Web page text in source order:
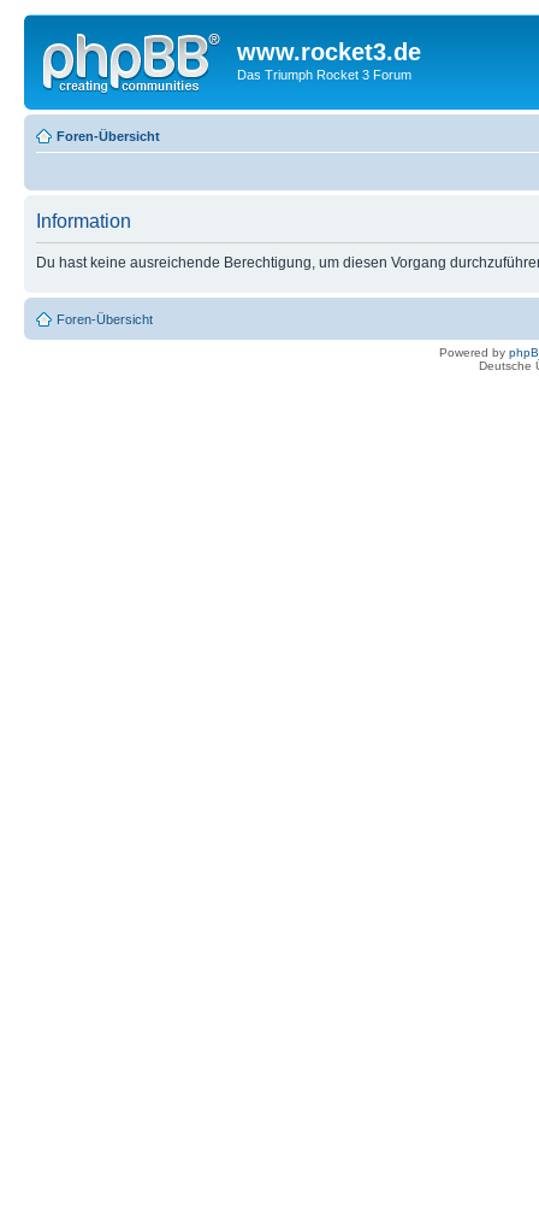
www.rocket3.de
Das Triumph Rocket 3 Forum
Foren-Übersicht
Information
Du hast keine ausreichende Berechtigung, um diesen Vorgang
Foren-Übersicht
Powered by
Deutsche